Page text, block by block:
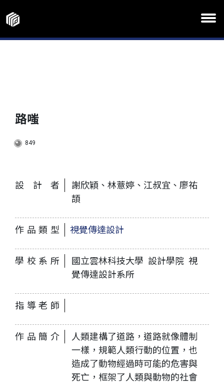
路嗤
849
設計者
謝欣穎、林薏婷、江叔宜、廖祐
頡
作品類型 視覺傳達設計
學校系所
國立雲林科技大學 設計學院 視
覺傳達設計系所
指導老師
作品簡介
人類建構了道路，道路就像體制
一樣，規範人類行動的位置，也
造成了動物經過時可能的危害與
死亡，框架了人類與動物的社會